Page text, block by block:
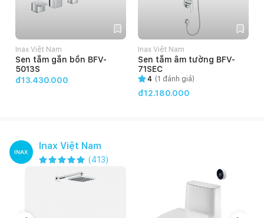
Inax Việt Nam
Sen tắm gắn bồn BFV-
5013S
đ13.430.000
Inax Việt Nam
Sen tắm âm tường BFV-
71SEC
4 (1 đánh giá)
đ12.180.000
Inax Việt Nam
(413)